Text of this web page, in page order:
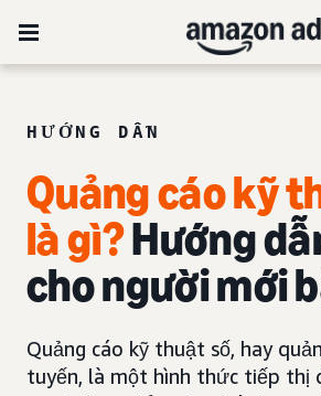
HƯỚNG DẪN
Quảng cáo kỹ
là gì?Hướng
cho người mới
Quảng cáo kỹ thuật số, hay
tuyến, là một hình thức tiếp thị